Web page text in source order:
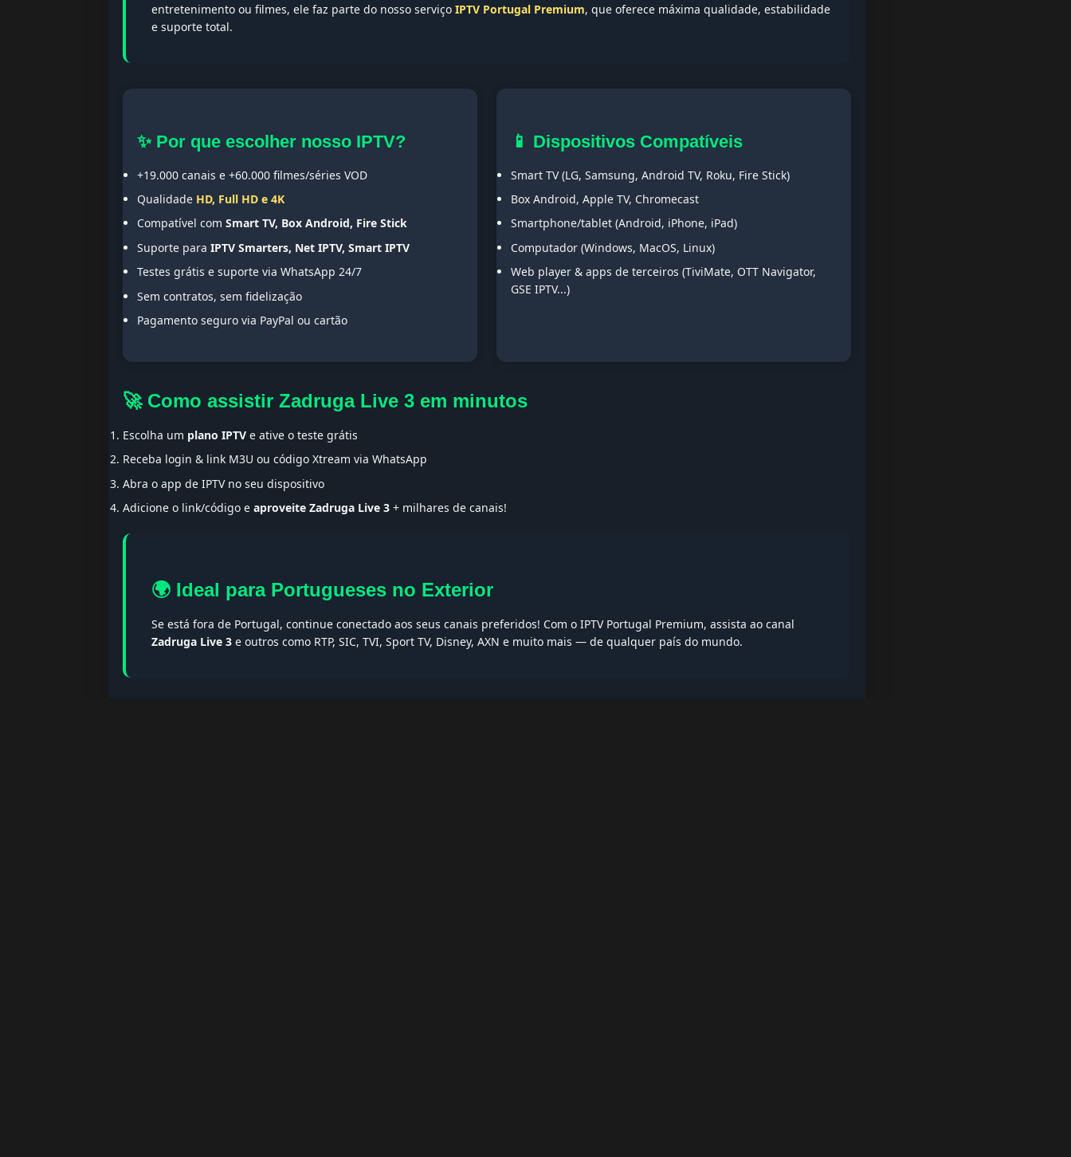
entretenimento ou filmes, ele faz parte do nosso serviço IPTV Portugal Premium, que oferece máxima qualidade, estabilidade
e suporte total.
✨ Por que escolher nosso IPTV?
+19.000 canais e +60.000 filmes/séries VOD
Qualidade HD, Full HD e 4K
Compatível com Smart TV, Box Android, Fire Stick
Suporte para IPTV Smarters, Net IPTV, Smart IPTV
Testes grátis e suporte via WhatsApp 24/7
Sem contratos, sem fidelização
Pagamento seguro via PayPal ou cartão
📱 Dispositivos Compatíveis
Smart TV (LG, Samsung, Android TV, Roku, Fire Stick)
Box Android, Apple TV, Chromecast
Smartphone/tablet (Android, iPhone, iPad)
Computador (Windows, MacOS, Linux)
Web player & apps de terceiros (TiviMate, OTT Navigator,
GSE IPTV...)
🚀 Como assistir Zadruga Live 3 em minutos
Escolha um plano IPTV e ative o teste grátis
Receba login & link M3U ou código Xtream via WhatsApp
Abra o app de IPTV no seu dispositivo
Adicione o link/código e aproveite Zadruga Live 3 + milhares de canais!
🌍 Ideal para Portugueses no Exterior
Se está fora de Portugal, continue conectado aos seus canais preferidos! Com o IPTV Portugal Premium, assista ao canal
Zadruga Live 3 e outros como RTP, SIC, TVI, Sport TV, Disney, AXN e muito mais — de qualquer país do mundo.